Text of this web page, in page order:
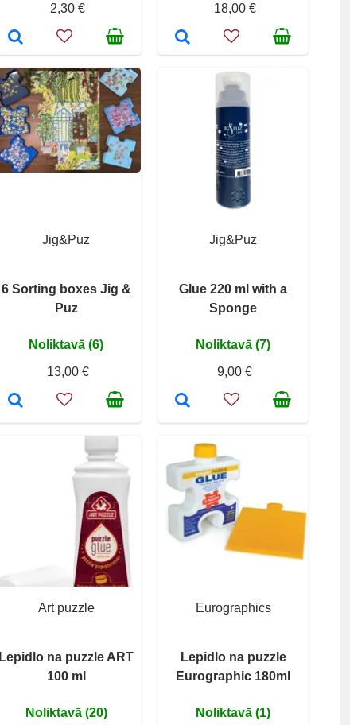
2,30 €
18,00 €
Jig&Puz
6 Sorting boxes Jig &
Puz
Noliktavā (6)
13,00 €
Jig&Puz
Glue 220 ml with a
Sponge
Noliktavā (7)
9,00 €
Art puzzle
Lepidlo na puzzle ART
100 ml
Noliktavā (20)
Eurographics
Lepidlo na puzzle
Eurographic 180ml
Noliktavā (1)